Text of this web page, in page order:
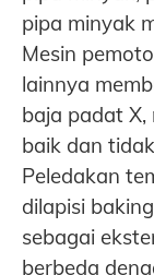
pipa minyak
Mesin
lainnya
baja padat
baik dan
Peledakan
dilapisi
sebagai
berbeda